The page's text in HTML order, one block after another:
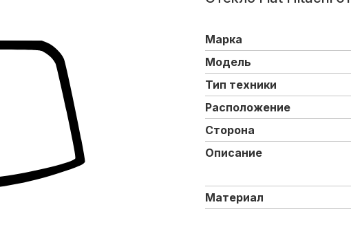
Марка
Модель
Тип техники
Расположение
Сторона
Описание
Материал